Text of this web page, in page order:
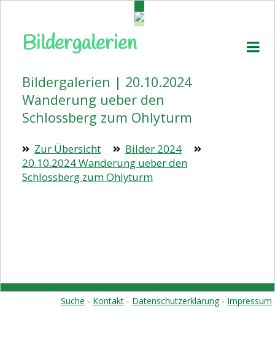
Startseite
Pressemitteilungen
Volkstanz
Veranstaltungen
Bildergalerien
Bildergalerien
Bildergalerien | 20.10.2024
Wanderung ueber den
Schlossberg zum Ohlyturm
Zur Übersicht
Bilder 2024
20.10.2024 Wanderung ueber den
Schlossberg zum Ohlyturm
Suche - Kontakt - Datenschutzerklärung- Impressum